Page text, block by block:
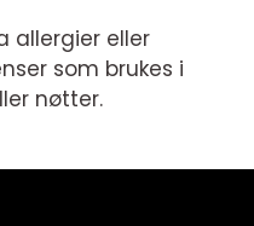
allergier eller
som brukes i
nøtter.